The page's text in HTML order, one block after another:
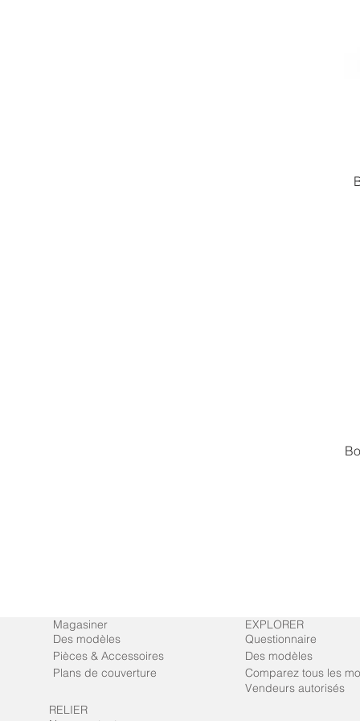
Magasiner
Des modèles
Pièces & Accessoires
Plans de couverture
RELIER
EXPLORER
Questionnaire
Des modèles
Comparez tous les
Vendeurs autorisés